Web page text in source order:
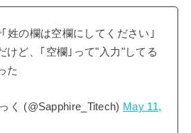
姓の欄は空欄にしてください｣
けど、｢空欄｣って"入力"してる
た
く (@Sapphire_Titech) May 11,